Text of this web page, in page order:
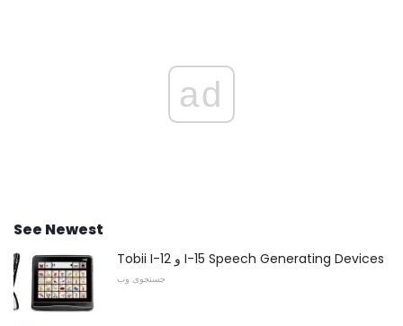
ad
See Newest
Tobii I-12 و I-15 Speech Generating Devices
جستجوی وب